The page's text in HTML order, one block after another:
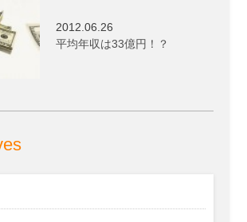
2012.06.26
平均年収は33億円！？